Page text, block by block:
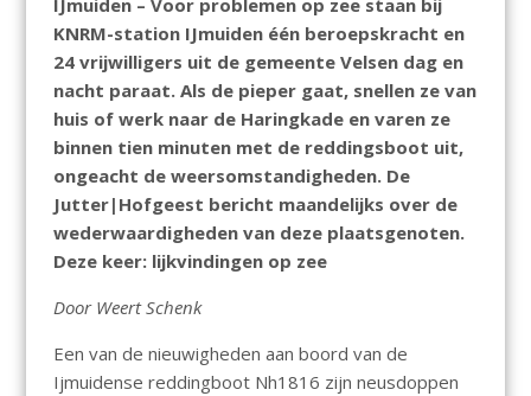
e
b
o
o
k
at
s
A
p
p
k
e
dI
n
ai
l
e
n
IJmuiden – Voor problemen op zee staan bij
KNRM-station IJmuiden één beroepskracht en
24 vrijwilligers uit de gemeente Velsen dag en
nacht paraat. Als de pieper gaat, snellen ze van
huis of werk naar de Haringkade en varen ze
binnen tien minuten met de reddingsboot uit,
ongeacht de weersomstandigheden. De
Jutter|Hofgeest bericht maandelijks over de
wederwaardigheden van deze plaatsgenoten.
Deze keer: lijkvindingen op zee
Door Weert Schenk
Een van de nieuwigheden aan boord van de
Ijmuidense reddingboot Nh1816 zijn neusdoppen